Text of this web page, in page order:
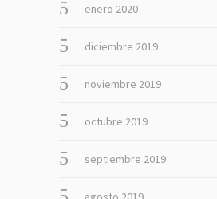
enero 2020
diciembre 2019
noviembre 2019
octubre 2019
septiembre 2019